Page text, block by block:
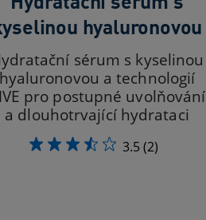
hyaluronovou
sérum s kyselinou
hyaluronovou a technologií
pro postupné uvolňování
a dlouhotrvající hydrataci
3.5(2)